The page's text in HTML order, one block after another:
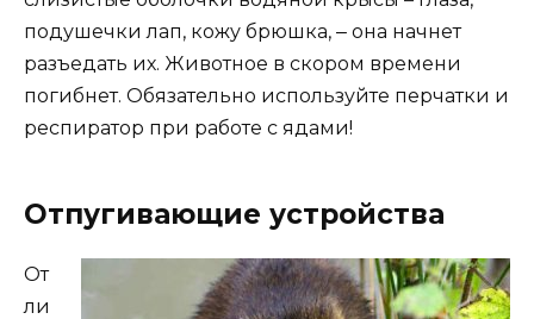
подушечки лап, кожу брюшка, ‒ она начнет
разъедать их. Животное в скором времени
погибнет. Обязательно используйте перчатки и
респиратор при работе с ядами!
Отпугивающие устройства
От
ли